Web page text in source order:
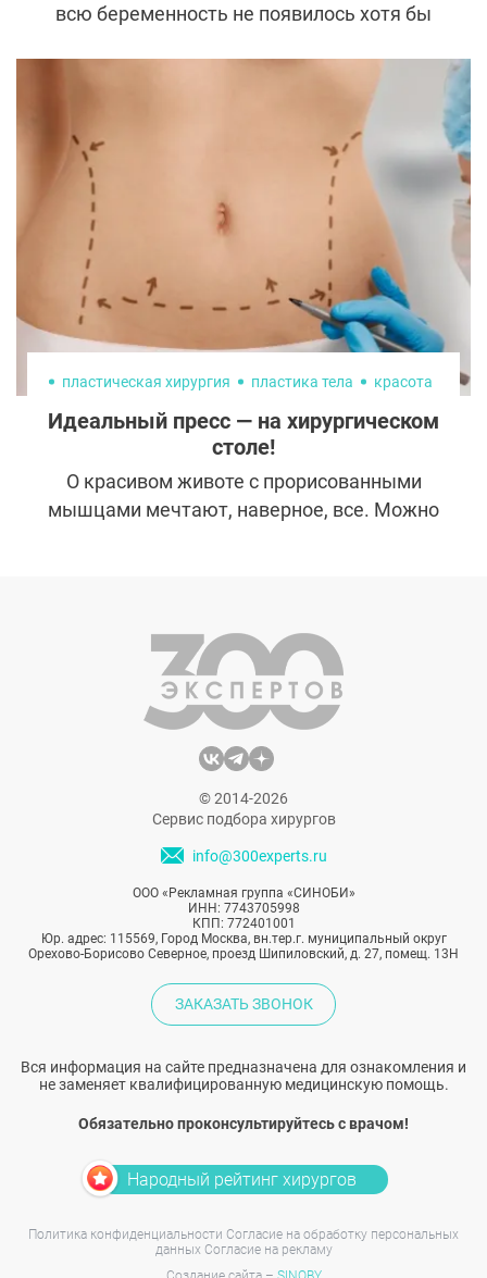
всю беременность не появилось хотя бы
полосочки появляются на животе, груди,
бедрах и заставляют многих
комплексовать. При этом существует
мнение, что удалить растяжки совсем
нельзя. Во многом оно соответствует
истине. Но сделать их практически
незаметными можно точно. Рассказываем
о процедурах, которые в этом помогут.
пластическая хирургия пластика тела красота
Идеальный пресс — на хирургическом
столе!
О красивом животе с прорисованными
мышцами мечтают, наверное, все. Можно
тоже не всем помогает. Или помогает не
до конца — идеала все равно не
получается. Но стараться уже и не всегда
обязательно. В наше время заполучить
роскошный пресс можно и безо всяких
упражнений. Многие (включая
знаменитостей) просто убирают жир у
хирурга. Рассказываем, каких результатов
берут не всех.
© 2014-2026
Сервис подбора хирургов
info@300experts.ru
ООО «Рекламная группа «СИНОБИ»
ИНН: 7743705998
КПП: 772401001
Юр. адрес: 115569, Город Москва, вн.тер.г. муниципальный округ
Орехово-Борисово Северное, проезд Шипиловский, д. 27, помещ. 13Н
ЗАКАЗАТЬ ЗВОНОК
Вся информация на сайте предназначена для ознакомления и
не заменяет квалифицированную медицинскую помощь.
Обязательно проконсультируйтесь с врачом!
Народный рейтинг хирургов
Политика конфиденциальности Согласие на обработку персональных
данных Согласие на рекламу